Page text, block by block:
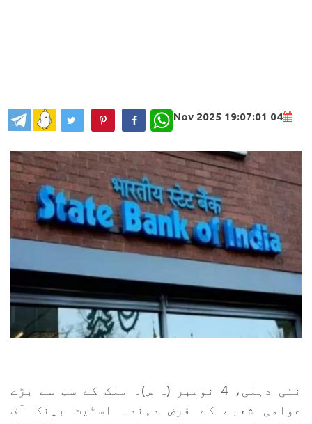
04 Nov 2025 19:07:01
WhatsApp
نئی دہلی، 4 نومبر (ہ س)۔ ملک کے سب سے بڑے
عوامی شعبے کے قرض دہندہ اسٹیٹ بینک آف